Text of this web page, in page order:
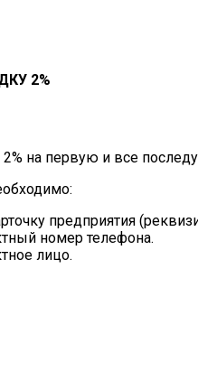
2%
2% на первую и все
предприятия
номер телефона.
лицо.